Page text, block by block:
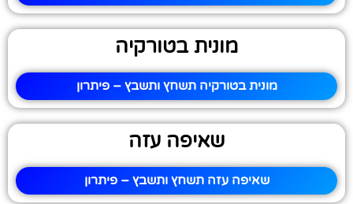
מונית בטורקיה
מונית בטורקיה תשחץ ותשבץ – פיתרון
שאיפה עזה
שאיפה עזה תשחץ ותשבץ – פיתרון